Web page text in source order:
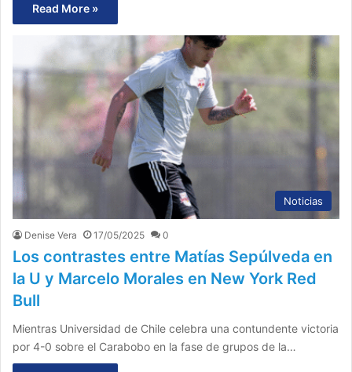
Read More »
Noticias
Denise Vera 17/05/2025 0
Los contrastes entre Matías Sepúlveda en
la U y Marcelo Morales en New York Red
Bull
Mientras Universidad de Chile celebra una contundente victoria
por 4-0 sobre el Carabobo en la fase de grupos de la…